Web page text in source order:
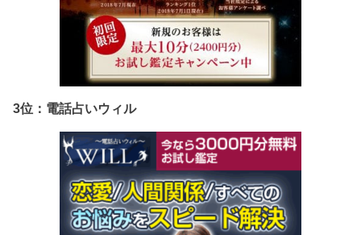
3位：電話占いウィル